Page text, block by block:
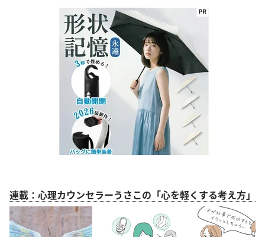
連載：心理カウンセラーうさこの「心を軽くする考え方」